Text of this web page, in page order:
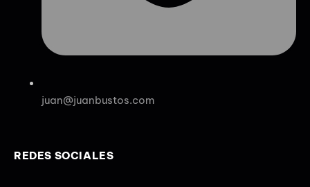
juan@juanbustos.com
REDES SOCIALES